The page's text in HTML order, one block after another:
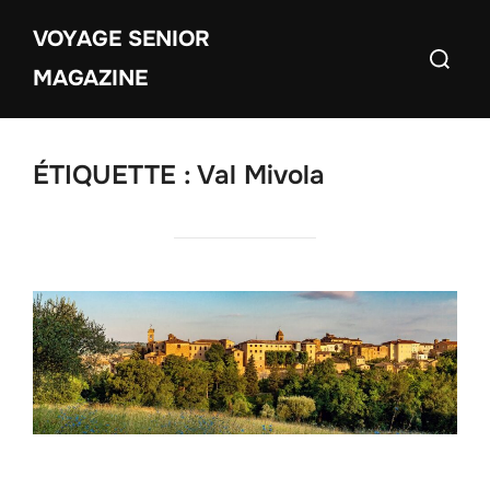
contenu
VOYAGE SENIOR
MAGAZINE
ÉTIQUETTE : Val Mivola